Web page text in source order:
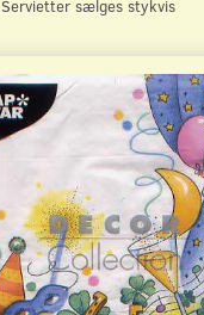
Servietter sælges stykvis